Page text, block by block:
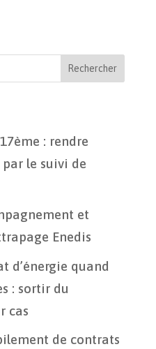
: rendre
le suivi de
et
Enedis
d’énergie quand
: sortir du
cas
de contrats